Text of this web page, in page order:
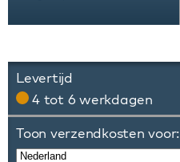
Levertijd
4 tot 6 werkdagen
Toon verzendkosten voor: